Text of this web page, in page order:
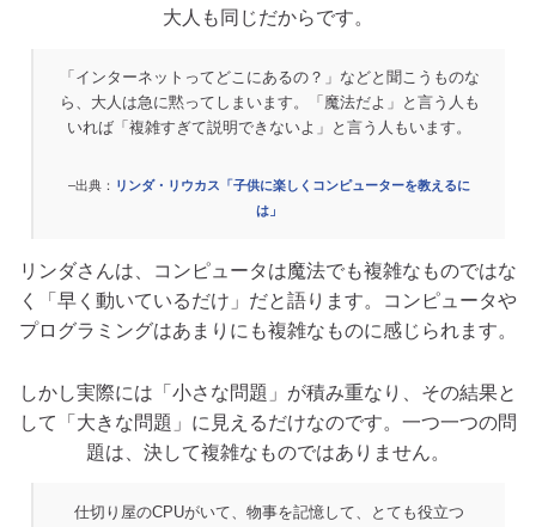
大人も同じだからです。
「インターネットってどこにあるの？」などと聞こうものな
ら、大人は急に黙ってしまいます。「魔法だよ」と言う人も
いれば「複雑すぎて説明できないよ」と言う人もいます。
–出典： リンダ・リウカス「子供に楽しくコンピューターを教えるに
は」
リンダさんは、コンピュータは魔法でも複雑なものではな
く「早く動いているだけ」だと語ります。コンピュータや
プログラミングはあまりにも複雑なものに感じられます。
しかし実際には「小さな問題」が積み重なり、その結果と
して「大きな問題」に見えるだけなのです。一つ一つの問
題は、決して複雑なものではありません。
仕切り屋のCPUがいて、物事を記憶して、とても役立つ